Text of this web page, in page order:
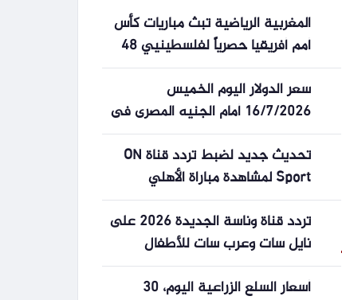
المغربية الرياضية تبث مباريات كأس
أمم أفريقيا حصرياً لفلسطينيي 48
سعر الدولار اليوم الخميس
16/7/2026 أمام الجنيه المصرى فى
منتصف التعاملات
تحديث جديد لضبط تردد قناة ON
Sport لمشاهدة مباراة الأهلي
وسموحة بجودة عالية
تردد قناة وناسة الجديدة 2026 على
نايل سات وعرب سات للأطفال
بجودة عالية
أسعار السلع الزراعية اليوم، 30